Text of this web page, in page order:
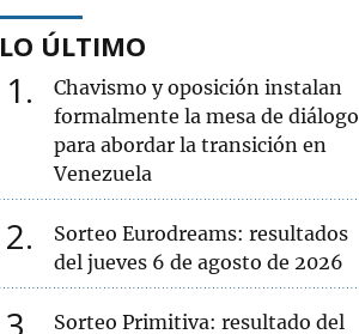
LO ÚLTIMO
1
Chavismo y oposición instalan
formalmente la mesa de diálogo
para abordar la transición en
Venezuela
2
Sorteo Eurodreams: resultados
del jueves 6 de agosto de 2026
3 Sorteo Primitiva: resultado del